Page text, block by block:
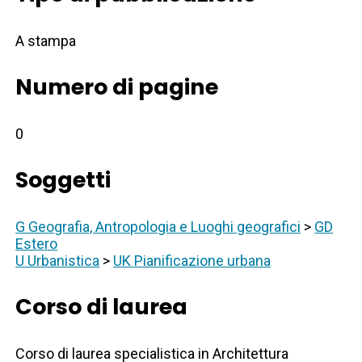
A stampa
Numero di pagine
0
Soggetti
G Geografia, Antropologia e Luoghi geografici > GD
Estero
U Urbanistica > UK Pianificazione urbana
Corso di laurea
Corso di laurea specialistica in Architettura